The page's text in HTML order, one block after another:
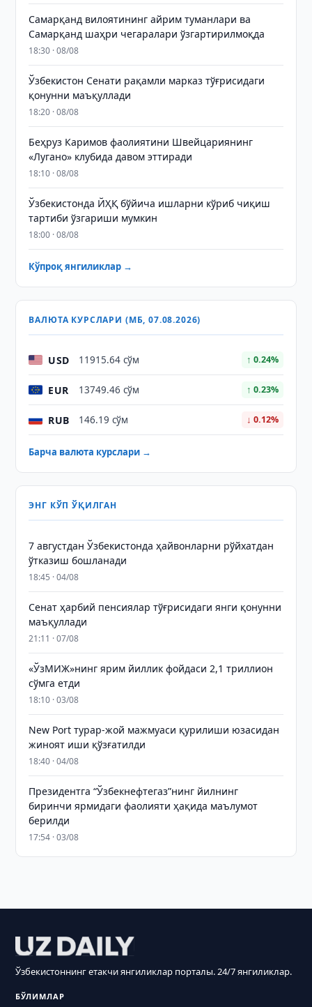
Самарқанд вилоятининг айрим туманлари ва
Самарқанд шаҳри чегаралари ўзгартирилмоқда
18:30 · 08/08
Ўзбекистон Сенати рақамли марказ тўғрисидаги
қонунни маъқуллади
18:20 · 08/08
Беҳруз Каримов фаолиятини Швейцариянинг
«Лугано» клубида давом эттиради
18:10 · 08/08
Ўзбекистонда ЙҲҚ бўйича ишларни кўриб чиқиш
тартиби ўзгариши мумкин
18:00 · 08/08
Кўпроқ янгиликлар →
ВАЛЮТА КУРСЛАРИ (МБ, 07.08.2026)
USD 11915.64 сўм ↑ 0.24%
EUR 13749.46 сўм ↑ 0.23%
RUB 146.19 сўм ↓ 0.12%
Барча валюта курслари →
ЭНГ КЎП ЎҚИЛГАН
7 августдан Ўзбекистонда ҳайвонларни рўйхатдан
ўтказиш бошланади
18:45 · 04/08
Сенат ҳарбий пенсиялар тўғрисидаги янги қонунни
маъқуллади
21:11 · 07/08
«ЎзМИЖ»нинг ярим йиллик фойдаси 2,1 триллион
сўмга етди
18:10 · 03/08
New Port турар-жой мажмуаси қурилиши юзасидан
жиноят иши қўзғатилди
18:40 · 04/08
Президентга “Ўзбекнефтегаз”нинг йилнинг
биринчи ярмидаги фаолияти ҳақида маълумот
берилди
17:54 · 03/08
Ўзбекистоннинг етакчи янгиликлар порталы. 24/7 янгиликлар.
БЎЛИМЛАР